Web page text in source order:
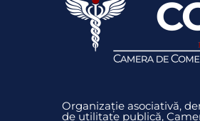
Organizație asociativă,
de utilitate publică,